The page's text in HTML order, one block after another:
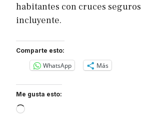
habitantes con cruces
incluyente.
Comparte esto:
WhatsApp Más
Me gusta esto:
Loading…